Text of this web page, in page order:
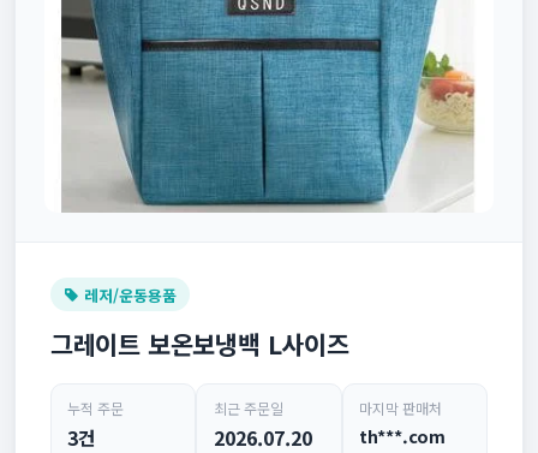
레저/운동용품
그레이트 보온보냉백 L사이즈
누적 주문
3건
최근 주문일
2026.07.20
마지막 판매처
th***.com